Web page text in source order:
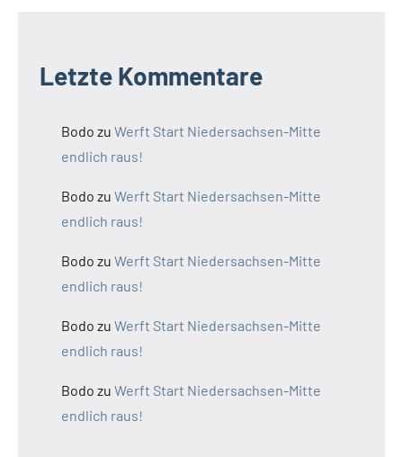
Letzte Kommentare
Bodo zu Werft Start Niedersachsen-Mitte
endlich raus!
Bodo zu Werft Start Niedersachsen-Mitte
endlich raus!
Bodo zu Werft Start Niedersachsen-Mitte
endlich raus!
Bodo zu Werft Start Niedersachsen-Mitte
endlich raus!
Bodo zu Werft Start Niedersachsen-Mitte
endlich raus!